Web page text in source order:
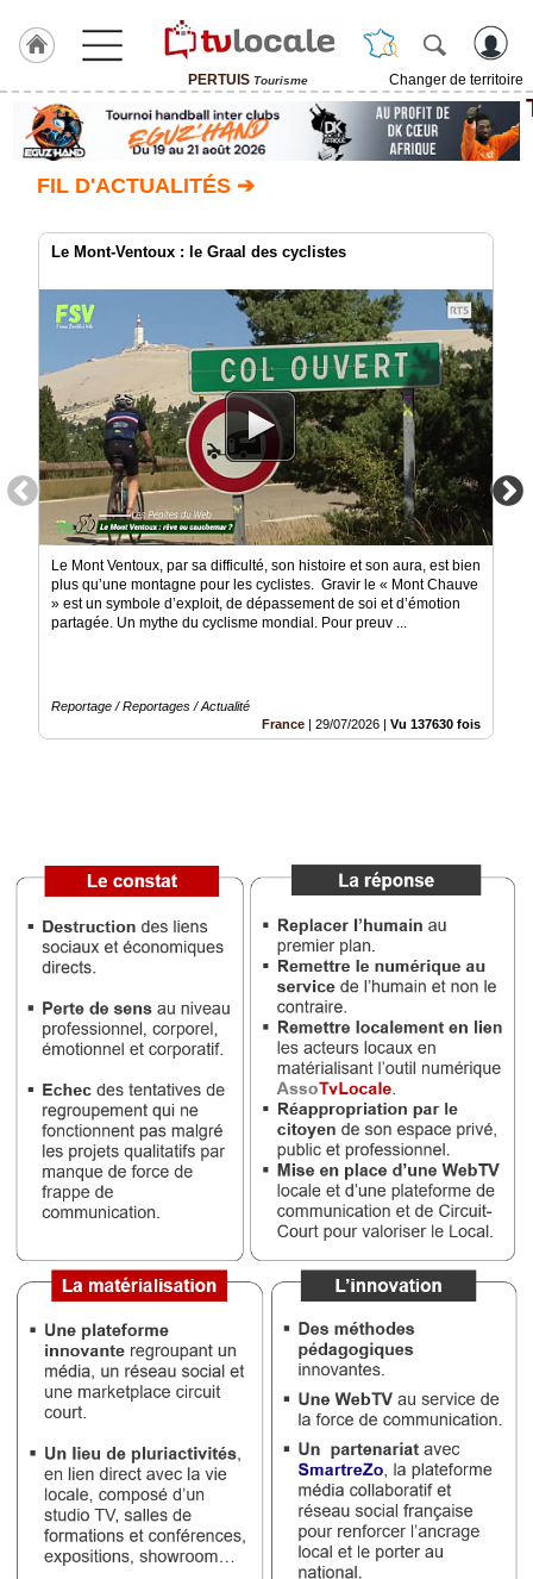
PERTUIS Tourisme
Changer de territoire
J'adhère
Hulcoq
ACCUEIL
France
Accueil
RUBRIQUES
Agenda
Gazette
Médias
annuaire
FIL D'ACTUALITÉS ➔
Le Mont-Ventoux : le Graal des cyclistes
Le Mont Ventoux, par sa difficulté, son histoire et son aura, est bien
plus qu’une montagne pour les cyclistes. Gravir le « Mont Chauve
» est un symbole d’exploit, de dépassement de soi et d’émotion
partagée. Un mythe du cyclisme mondial. Pour preuv ...
Reportage / Reportages / Actualité
France
29/07/2026 Vu 137630 fois